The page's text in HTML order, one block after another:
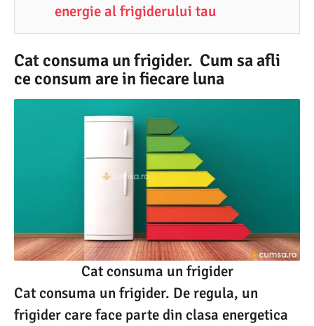
energie al frigiderului tau
Cat consuma un frigider. Cum sa afli
ce consum are in fiecare luna
Cat consuma un frigider
Cat consuma un frigider. De regula, un
frigider care face parte din clasa energetica